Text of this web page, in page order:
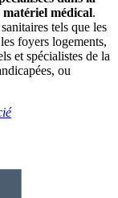
médical.
tels que les
foyers logements,
et spécialistes de la
ou